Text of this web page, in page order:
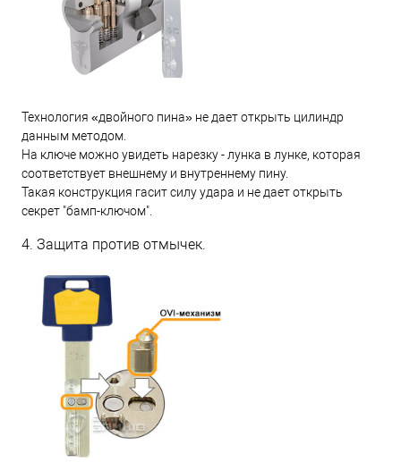
Технология «двойного пина» не дает открыть цилиндр
данным методом.
На ключе можно увидеть нарезку - лунка в лунке, которая
соответствует внешнему и внутреннему пину.
Такая конструкция гасит силу удара и не дает открыть
секрет "бамп-ключом".
4. Защита против отмычек.